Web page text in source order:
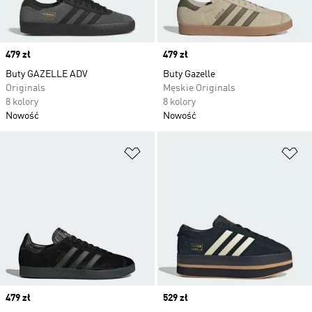
Price
479 zł
Buty GAZELLE ADV
Originals
8 kolory
Nowość
Price
479 zł
Buty Gazelle
Męskie Originals
8 kolory
Nowość
Price
479 zł
Price
529 zł